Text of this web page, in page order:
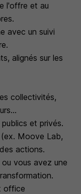
l'offre et au
avec un suivi
alignés sur les
collectivités,
et privés.
Moove Lab,
actions.
vous avez une
office